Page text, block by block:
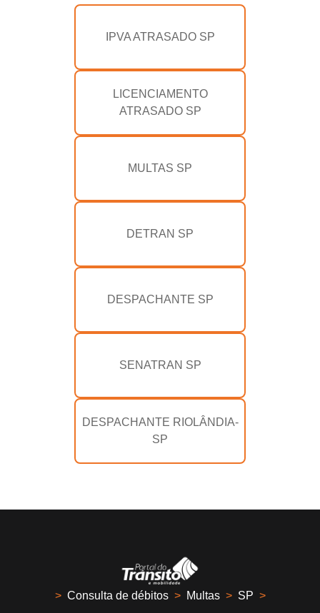
IPVA ATRASADO SP
LICENCIAMENTO
ATRASADO SP
MULTAS SP
DETRAN SP
DESPACHANTE SP
SENATRAN SP
DESPACHANTE RIOLÂNDIA-
SP
> Consulta de débitos > Multas > SP >